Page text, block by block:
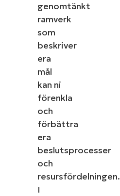
genomtänkt
ramverk
som
beskriver
era
mål
kan ni
förenkla
och
förbättra
era
beslutsprocesser
och
resursfördelningen.
I